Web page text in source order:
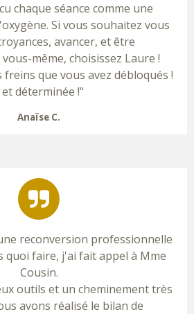
chaque séance comme une
Si vous souhaitez vous
avancer, et être
même, choisissez Laure !
que vous avez débloqués !
déterminée !"
Anaïse C.
reconversion professionnelle
quoi faire, j'ai fait appel à Mme
Cousin.
outils et un cheminement très
avons réalisé le bilan de